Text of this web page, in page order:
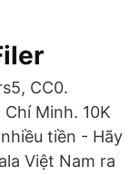
CC0.
Minh. 10K
tiền - Hãy
Việt Nam ra